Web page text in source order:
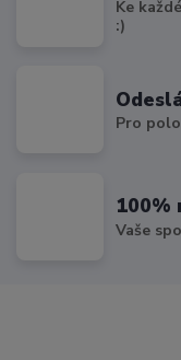
Ke
:)
Pro
100%
Vaše